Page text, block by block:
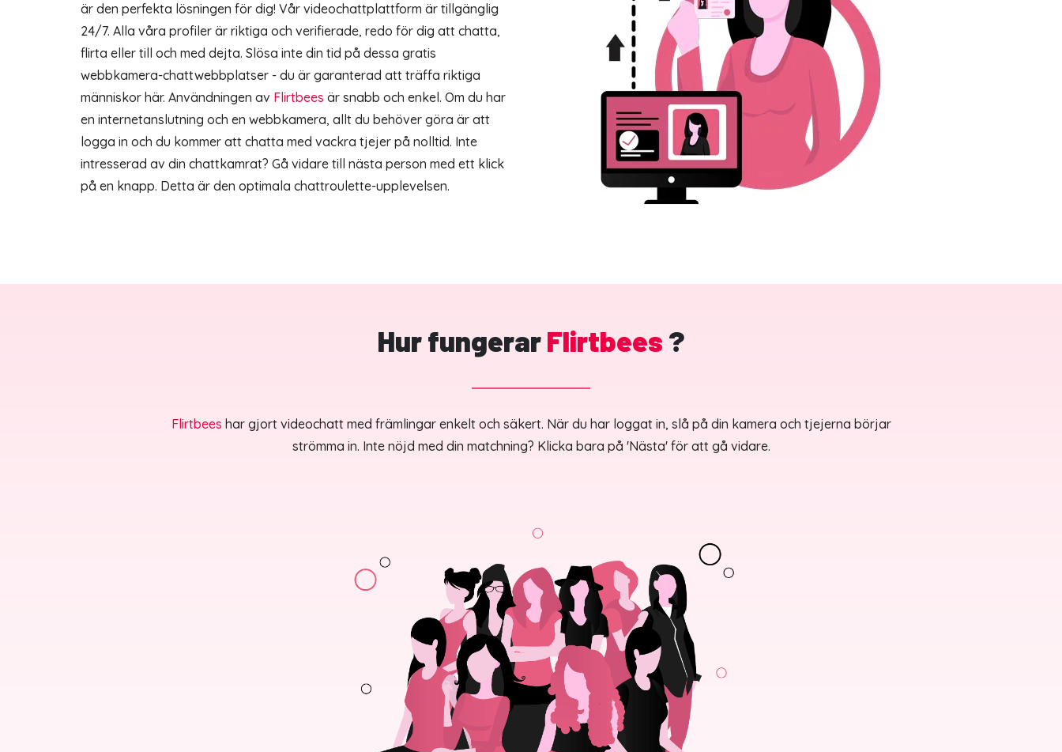
är den perfekta lösningen för dig! Vår videochattplattform är tillgänglig
24/7. Alla våra profiler är riktiga och verifierade, redo för dig att chatta,
flirta eller till och med dejta. Slösa inte din tid på dessa gratis
webbkamera-chattwebbplatser - du är garanterad att träffa riktiga
människor här. Användningen av Flirtbees är snabb och enkel. Om du har
en internetanslutning och en webbkamera, allt du behöver göra är att
logga in och du kommer att chatta med vackra tjejer på nolltid. Inte
intresserad av din chattkamrat? Gå vidare till nästa person med ett klick
på en knapp. Detta är den optimala chattroulette-upplevelsen.
Hur fungerarFlirtbees ?
Flirtbees har gjort videochatt med främlingar enkelt och säkert. När du har loggat in, slå på din kamera och tjejerna börjar
strömma in. Inte nöjd med din matchning? Klicka bara på 'Nästa' för att gå vidare.